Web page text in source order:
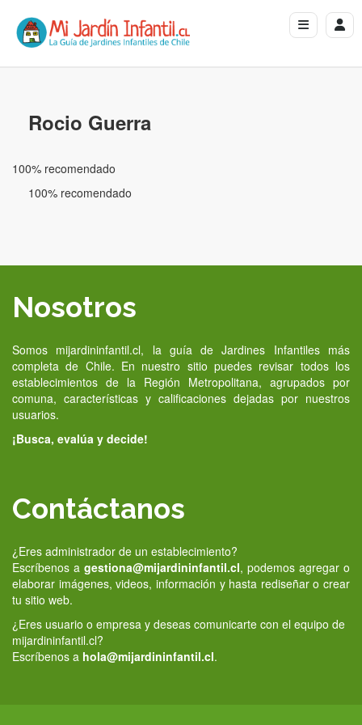
Rocio Guerra
100% recomendado
100% recomendado
Nosotros
Somos mijardininfantil.cl, la guía de Jardines Infantiles más
completa de Chile. En nuestro sitio puedes revisar todos los
establecimientos de la Región Metropolitana, agrupados por
comuna, características y calificaciones dejadas por nuestros
usuarios.
¡Busca, evalúa y decide!
Contáctanos
¿Eres administrador de un establecimiento?
Escríbenos a gestiona@mijardininfantil.cl, podemos agregar o
elaborar imágenes, videos, información y hasta rediseñar o crear
tu sitio web.
¿Eres usuario o empresa y deseas comunicarte con el equipo de
mijardininfantil.cl?
Escríbenos a hola@mijardininfantil.cl.